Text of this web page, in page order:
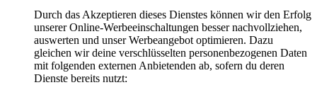
Durch das Akzeptieren dieses Dienstes können wir den Erfolg
unserer Online-Werbeeinschaltungen besser nachvollziehen,
auswerten und unser Werbeangebot optimieren. Dazu
gleichen wir deine verschlüsselten personenbezogenen Daten
mit folgenden externen Anbietenden ab, sofern du deren
Dienste bereits nutzt: